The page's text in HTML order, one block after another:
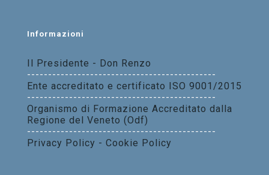
Informazioni
Il Presidente - Don Renzo
---------------------------------------------
Ente accreditato e certificato ISO 9001/2015
---------------------------------------------
Organismo di Formazione Accreditato dalla
Regione del Veneto (Odf)
---------------------------------------------
Privacy Policy - Cookie Policy